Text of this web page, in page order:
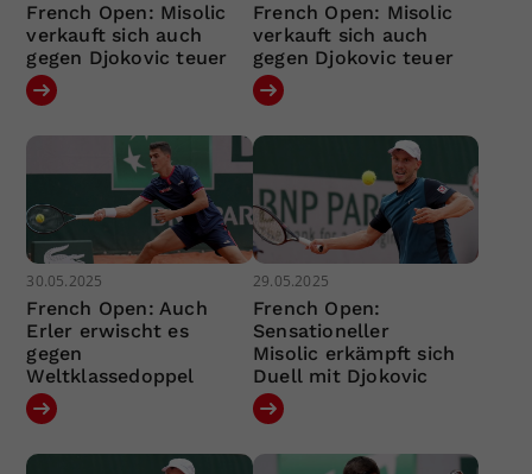
French Open: Misolic
verkauft sich auch
gegen Djokovic teuer
French Open: Misolic
verkauft sich auch
gegen Djokovic teuer
30.05.2025
French Open: Auch
Erler erwischt es
gegen
Weltklassedoppel
29.05.2025
French Open:
Sensationeller
Misolic erkämpft sich
Duell mit Djokovic